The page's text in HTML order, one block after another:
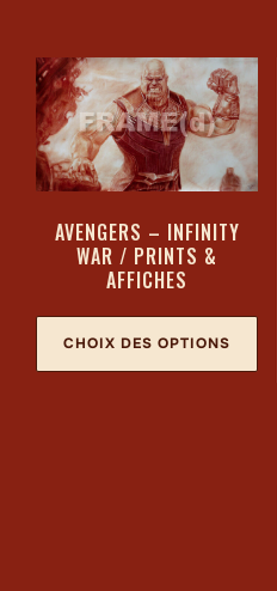
AVENGERS – INFINITY
WAR / PRINTS &
AFFICHES
CHOIX DES OPTIONS